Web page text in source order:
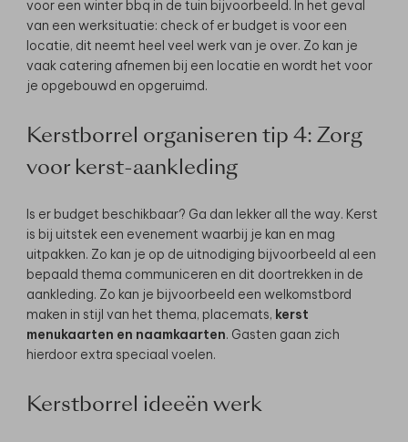
voor een winter bbq in de tuin bijvoorbeeld. In het geval
van een werksituatie: check of er budget is voor een
locatie, dit neemt heel veel werk van je over. Zo kan je
vaak catering afnemen bij een locatie en wordt het voor
je opgebouwd en opgeruimd.
Kerstborrel organiseren tip 4: Zorg
voor kerst-aankleding
Is er budget beschikbaar? Ga dan lekker all the way. Kerst
is bij uitstek een evenement waarbij je kan en mag
uitpakken. Zo kan je op de uitnodiging bijvoorbeeld al een
bepaald thema communiceren en dit doortrekken in de
aankleding. Zo kan je bijvoorbeeld een welkomstbord
maken in stijl van het thema, placemats, kerst
menukaarten en naamkaarten. Gasten gaan zich
hierdoor extra speciaal voelen.
Kerstborrel ideeën werk